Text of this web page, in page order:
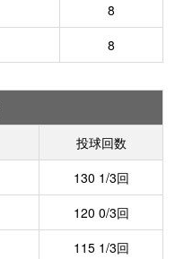
8
8
投球回数
130 1/3回
120 0/3回
115 1/3回